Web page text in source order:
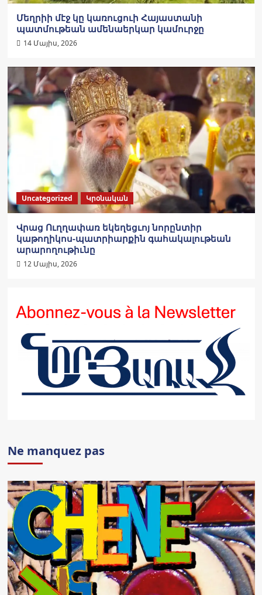
Մեղրիի մէջ կը կառուցուի Հայաստանի
պատմութեան ամենաերկար կամուրջը
14 Մայիս, 2026
Uncategorized Կրօնական
Վրաց Ուղղափառ եկեղեցւոյ նորընտիր
կաթողիկոս-պատրիարքին գահակալութեան
արարողութիւնը
12 Մայիս, 2026
Ne manquez pas